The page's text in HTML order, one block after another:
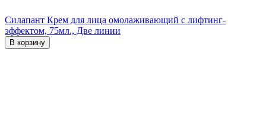
Силапант Крем для лица омолаживающий с лифтинг-
эффектом, 75мл., Две линии
В корзину